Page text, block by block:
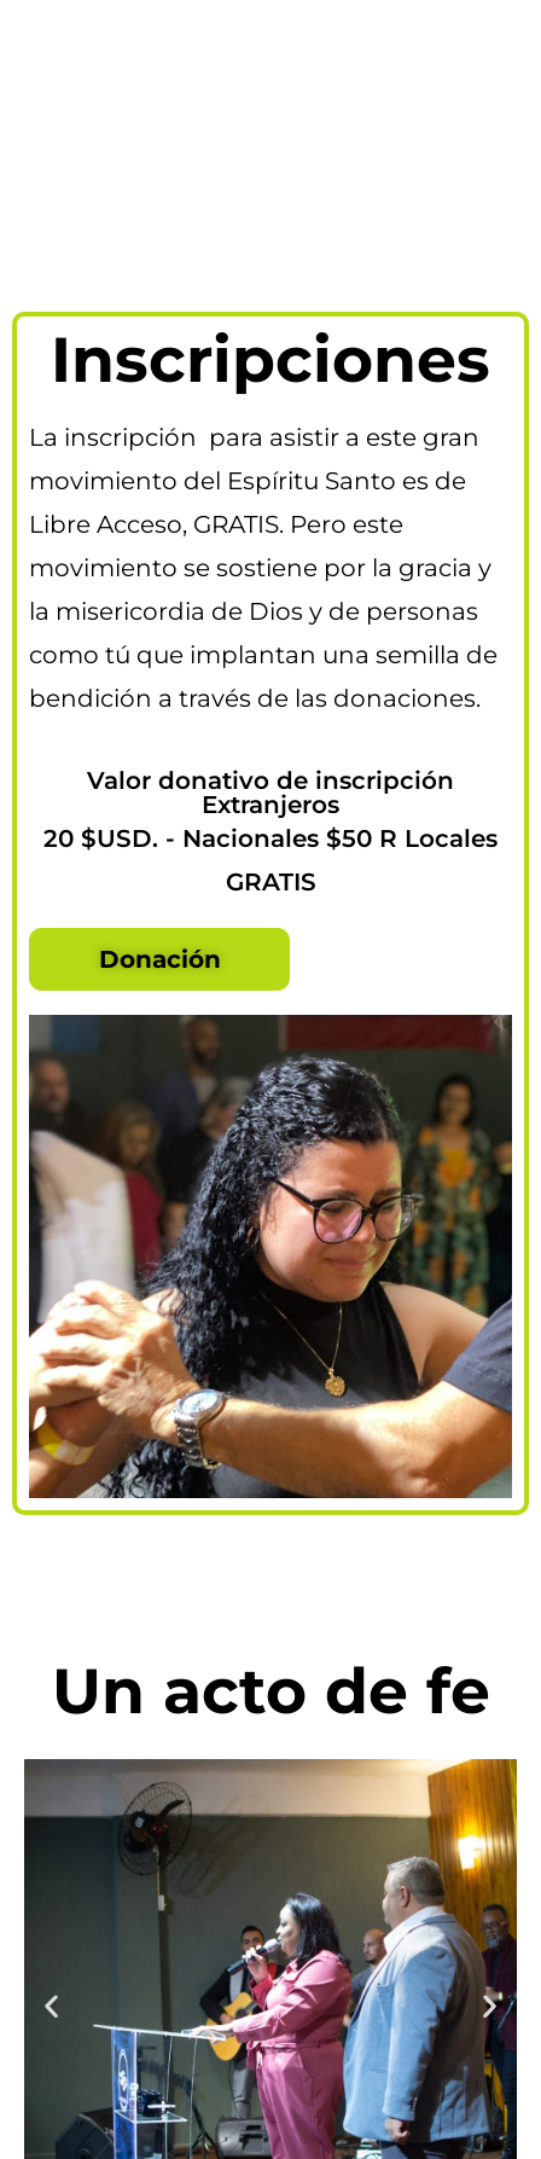
Inscripciones
La inscripción para asistir a este gran
movimiento del Espíritu Santo es de
Libre Acceso, GRATIS. Pero este
movimiento se sostiene por la gracia y
la misericordia de Dios y de personas
como tú que implantan una semilla de
bendición a través de las donaciones.
Valor donativo de inscripción
Extranjeros
20 $USD. - Nacionales $50 R Locales
GRATIS
Donación
Un acto de fe